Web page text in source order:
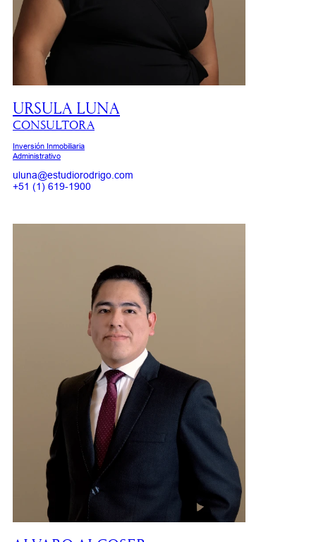
URSULA LUNA
CONSULTORA
Inversión Inmobiliaria
Administrativo
uluna@estudiorodrigo.com
+51 (1) 619-1900